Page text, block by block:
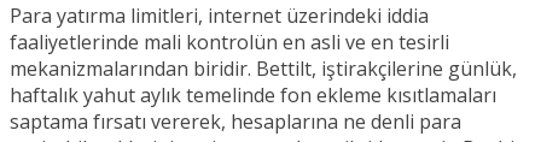
Para yatırma limitleri, internet üzerindeki iddia
faaliyetlerinde mali kontrolün en asli ve en tesirli
mekanizmalarından biridir. Bettilt, iştirakçilerine günlük,
haftalık yahut aylık temelinde fon ekleme kısıtlamaları
saptama fırsatı vererek, hesaplarına ne denli para